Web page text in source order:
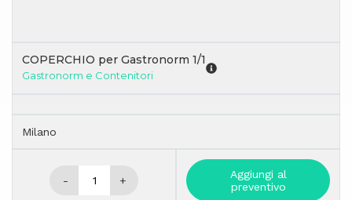
COPERCHIO per Gastronorm 1/1
Gastronorm e Contenitori
Milano
- +
Aggiungi al
preventivo